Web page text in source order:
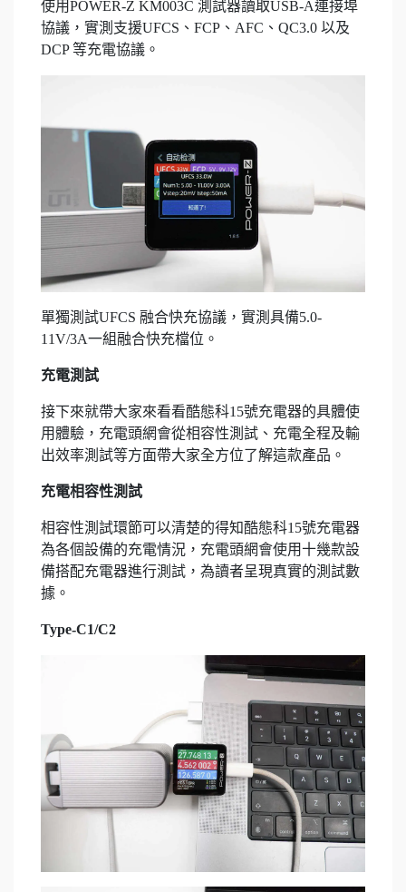
使用POWER-Z KM003C 測試器讀取USB-A連接埠
協議，實測支援UFCS、FCP、AFC、QC3.0 以及
DCP 等充電協議。
單獨測試UFCS 融合快充協議，實測具備5.0-
11V/3A一組融合快充檔位。
充電測試
接下來就帶大家來看看酷態科15號充電器的具體使
用體驗，充電頭網會從相容性測試、充電全程及輸
出效率測試等方面帶大家全方位了解這款產品。
充電相容性測試
相容性測試環節可以清楚的得知酷態科15號充電器
為各個設備的充電情況，充電頭網會使用十幾款設
備搭配充電器進行測試，為讀者呈現真實的測試數
據。
Type-C1/C2